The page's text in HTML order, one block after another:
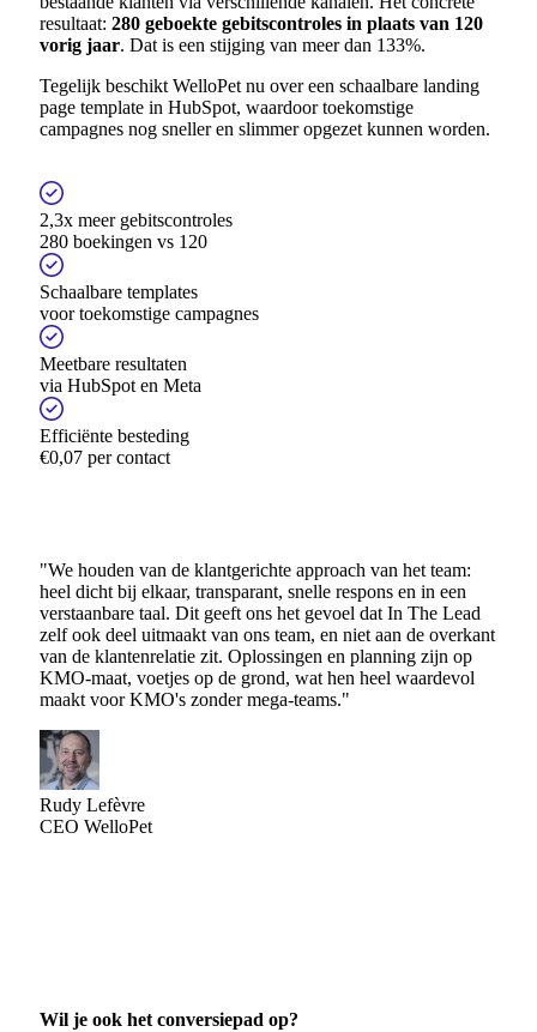
resultaat: 280 geboekte gebitscontroles in plaats van 120
vorig jaar. Dat is een stijging van meer dan 133%.
Tegelijk beschikt WelloPet nu over een schaalbare landing
page template in HubSpot, waardoor toekomstige
campagnes nog sneller en slimmer opgezet kunnen worden.
2,3x meer gebitscontroles
280 boekingen vs 120
Schaalbare templates
voor toekomstige campagnes
Meetbare resultaten
via HubSpot en Meta
Efficiënte besteding
€0,07 per contact
"We houden van de klantgerichte approach van het team:
heel dicht bij elkaar, transparant, snelle respons en in een
verstaanbare taal. Dit geeft ons het gevoel dat In The Lead
zelf ook deel uitmaakt van ons team, en niet aan de overkant
van de klantenrelatie zit. Oplossingen en planning zijn op
KMO-maat, voetjes op de grond, wat hen heel waardevol
maakt voor KMO's zonder mega-teams."
Rudy Lefèvre
CEO WelloPet
Wil je ook het conversiepad op?